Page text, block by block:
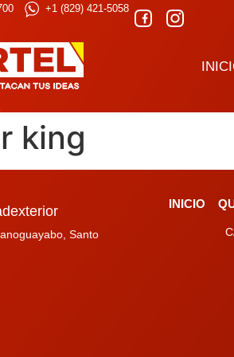
+1 (829) 421-5058
king
Santo
INICIO